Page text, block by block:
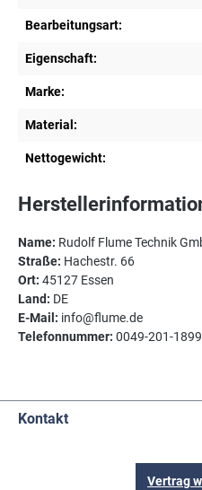
Bearbeitungsart:
Eigenschaft:
Marke:
Material:
Nettogewicht:
Name: Rudolf Flume Technik
Straße: Hachestr. 66
Ort: 45127 Essen
Land: DE
E-Mail: info@flume.de
Telefonnummer: 0049-201-
Kontakt
Vertrag